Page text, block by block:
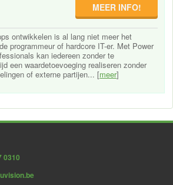
MEER INFO!
ontwikkelen is al lang niet meer het
programmeur of hardcore IT-er. Met Power
kan iedereen zonder te
een waardetoevoeging realiseren zonder
of externe partijen... [meer]
0310